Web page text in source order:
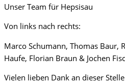
Unser Team für Hepsisau
Von links nach rechts:
Marco Schumann, Thomas Baur,
Haufe, Florian Braun & Jochen
Vielen lieben Dank an dieser